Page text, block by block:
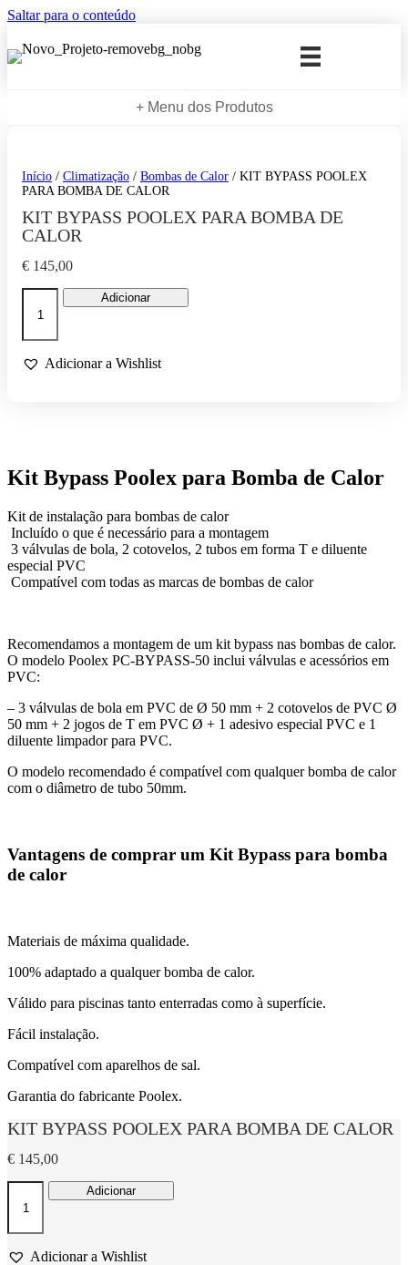
Saltar para o conteúdo
+ Menu dos Produtos
Início / Climatização / Bombas de Calor / KIT BYPASS POOLEX
PARA BOMBA DE CALOR
KIT BYPASS POOLEX PARA BOMBA DE
CALOR
€ 145,00
Quantidade
BYPASS
POOLEX
Adicionar
Adicionar a Wishlist
Kit Bypass Poolex para Bomba de Calor
Kit de instalação para bombas de calor
Incluído o que é necessário para a montagem
3 válvulas de bola, 2 cotovelos, 2 tubos em forma T e diluente
especial PVC
Compatível com todas as marcas de bombas de calor
Recomendamos a montagem de um kit bypass nas bombas de calor.
O modelo Poolex PC-BYPASS-50 inclui válvulas e acessórios em
PVC:
– 3 válvulas de bola em PVC de Ø 50 mm + 2 cotovelos de PVC Ø
50 mm + 2 jogos de T em PVC Ø + 1 adesivo especial PVC e 1
diluente limpador para PVC.
O modelo recomendado é compatível com qualquer bomba de calor
com o diâmetro de tubo 50mm.
Vantagens de comprar um Kit Bypass para bomba
de calor
Materiais de máxima qualidade.
100% adaptado a qualquer bomba de calor.
Válido para piscinas tanto enterradas como à superfície.
Fácil instalação.
Compatível com aparelhos de sal.
Garantia do fabricante Poolex.
KIT BYPASS POOLEX PARA BOMBA DE CALOR
€ 145,00
Quantidade
BYPASS
POOLEX
Adicionar
Adicionar a Wishlist